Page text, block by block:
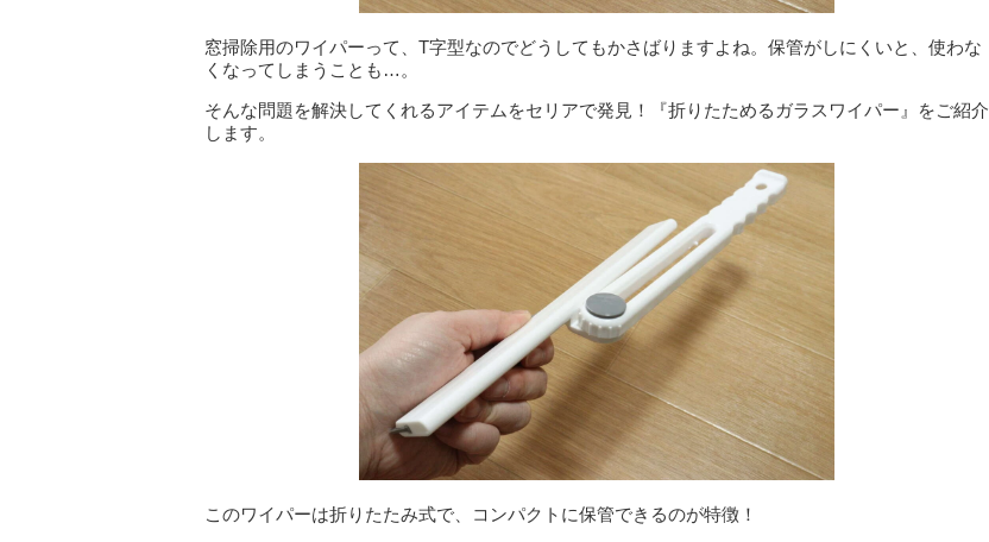
窓掃除用のワイパーって、T字型なのでどうしてもかさばりますよね。保管がしにくいと、使わな
くなってしまうことも…。
そんな問題を解決してくれるアイテムをセリアで発見！『折りたためるガラスワイパー』をご紹介
します。
このワイパーは折りたたみ式で、コンパクトに保管できるのが特徴！